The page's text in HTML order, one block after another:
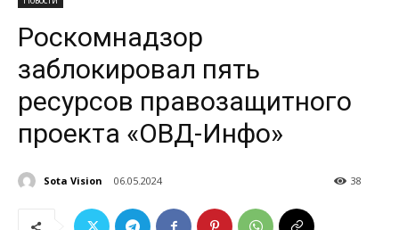
Роскомнадзор
заблокировал пять
ресурсов правозащитного
проекта «ОВД-Инфо»
Sota Vision 06.05.2024 38